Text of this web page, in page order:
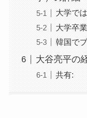
大学で
大学卒
韓国で
大谷亮平の
共有: